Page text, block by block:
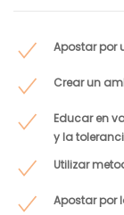
Apostar por
Crear un
Educar en
y la
Utilizar
Apostar por